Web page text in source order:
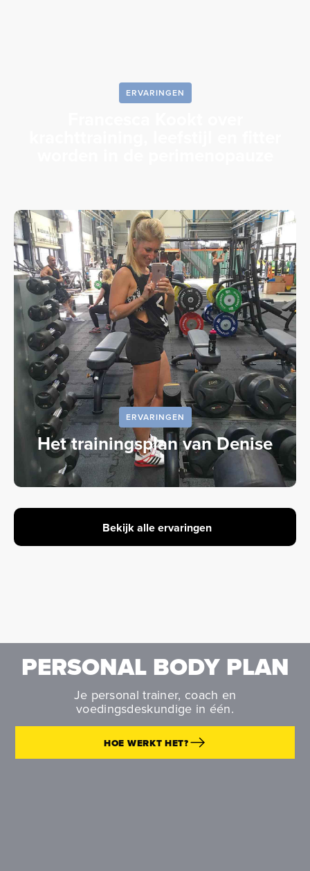
ERVARINGEN
ERVARINGEN
Het trainingsplan van Denise
Bekijk alle ervaringen
PERSONAL BODY PLAN
Je personal trainer, coach en
voedingsdeskundige in één.
HOE WERKT HET?